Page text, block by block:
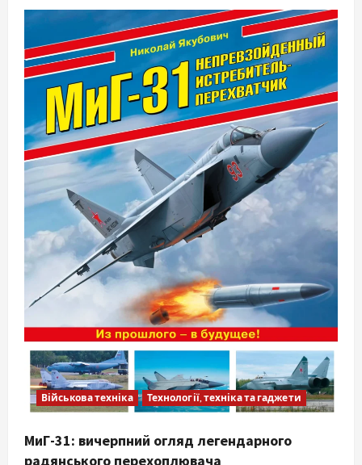
Військова техніка Технології, техніка та гаджети
МиГ-31: вичерпний огляд легендарного
радянського перехоплювача